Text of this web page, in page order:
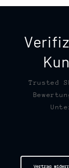
Trusted
Vertrag